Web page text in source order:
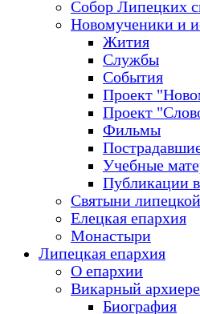
Собор Липецких
Новомученики и
Жития
Службы
События
Проект
Проект
Фильмы
Учебные
Публикации
Святыни
Елецкая епархия
Монастыри
Липецкая епархия
О епархии
Викарный
Биография